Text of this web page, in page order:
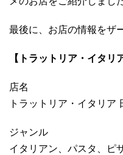
最後に、お店の情報をザ
【トラットリア・イタ
店名
トラットリア・イタリア
ジャンル
イタリアン、パスタ、ピ